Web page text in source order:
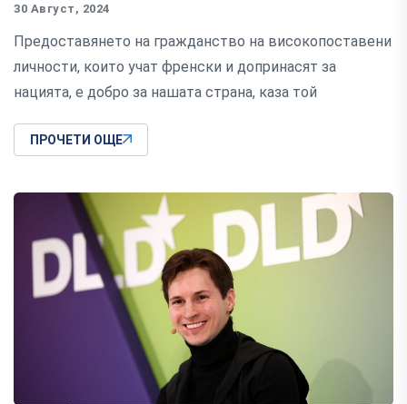
30 Август, 2024
Предоставянето на гражданство на високопоставени
личности, които учат френски и допринасят за
нацията, е добро за нашата страна, каза той
ПРОЧЕТИ ОЩЕ